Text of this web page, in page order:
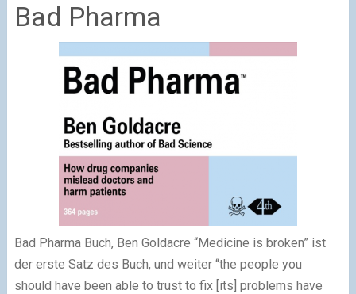
Bad Pharma
Bad Pharma Buch, Ben Goldacre “Medicine is broken” ist
der erste Satz des Buch, und weiter “the people you
should have been able to trust to fix [its] problems have